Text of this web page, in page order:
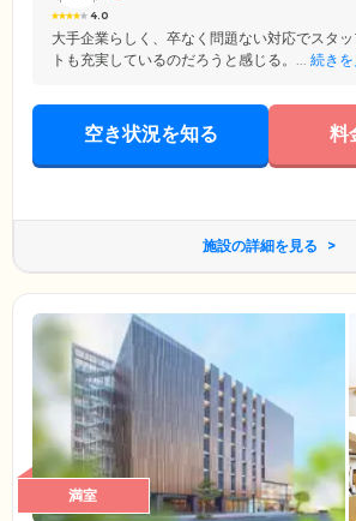
4.0
大手企業らしく、卒なく問題ない対応でスタ
トも充実しているのだろうと感じる。... 続きを
空き状況を知る 料
施設の詳細を見る
満室